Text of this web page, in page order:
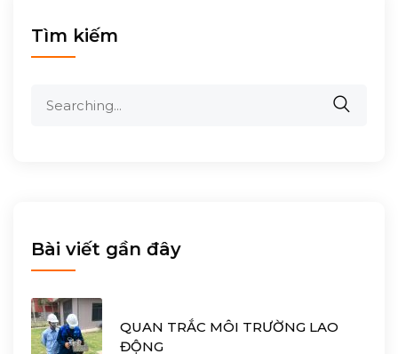
Tìm kiếm
Bài viết gần đây
QUAN TRẮC MÔI TRƯỜNG LAO
ĐỘNG